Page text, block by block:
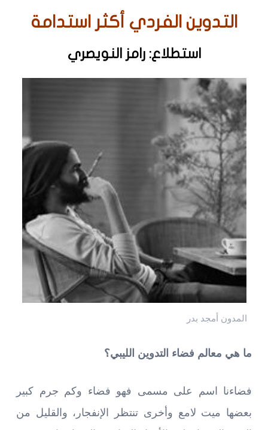
التدوين الفردي أكثر استدامة
استطلاع: رامز النويصري
المدون أمجد بدر
ما هي معالم فضاء التدوين الليبي؟
فضاءنا اسم على مسمى فهو فضاء وكم جرم كبير
بعضها ميت لامع وأخرى تنتظر الإنفجار، والقليل من